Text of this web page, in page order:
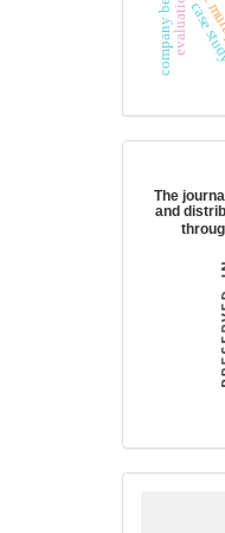
evaluationcase
The
and